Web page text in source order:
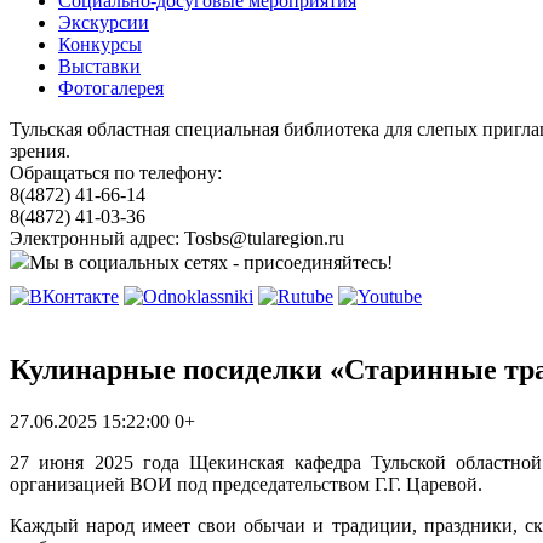
Экскурсии
Конкурсы
Выставки
Фотогалерея
Тульская областная специальная библиотека для слепых
зрения.
Обращаться по телефону:
8(4872) 41-66-14
8(4872) 41-03-36
Электронный адрес: Tosbs@tularegion.ru
Мы в социальных сетях - присоединяйтесь!
Кулинарные посиделки «Старинные
27.06.2025 15:22:00 0+
27 июня 2025 года Щекинская кафедра Тульской
организацией ВОИ под председательством Г.Г. Царевой.
Каждый народ имеет свои обычаи и традиции, праздники,